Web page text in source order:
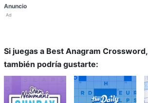
Anuncio
Ad
Si juegas a Best Anagram Crossword,
también podría gustarte: